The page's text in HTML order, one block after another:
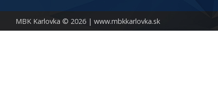
MBK Karlovka © 2026 | www.mbkkarlovka.sk